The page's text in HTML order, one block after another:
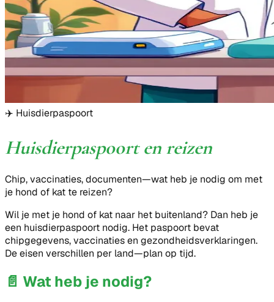
✈️ Huisdierpaspoort
Huisdierpaspoort en reizen
Chip, vaccinaties, documenten—wat heb je nodig om met
je hond of kat te reizen?
Wil je met je hond of kat naar het buitenland? Dan heb je
een huisdierpaspoort nodig. Het paspoort bevat
chipgegevens, vaccinaties en gezondheidsverklaringen.
De eisen verschillen per land—plan op tijd.
📄 Wat heb je nodig?